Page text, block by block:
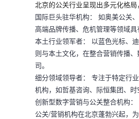
北京的公关行业呈现出多元化格局
国际巨头驻华机构：
如奥美公关
高端品牌传播、危机管理等领域具
本土行业领军者：
以蓝色光标、
则与本土文化，在整合营销传播
司。
细分领域领导者：
专注于特定行
机构，如哲基咨询、际恒集团、时
创新型数字营销与公关整合机构：
公关/营销机构在北京蓬勃兴起，为